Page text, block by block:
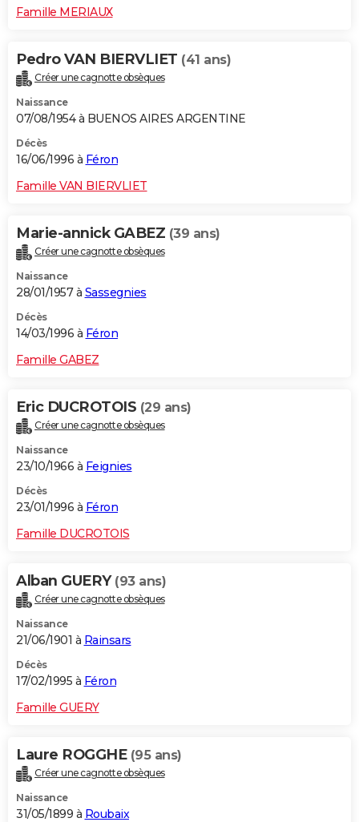
Famille MERIAUX
Pedro VAN BIERVLIET (41 ans)
Créer une cagnotte obsèques
Naissance
07/08/1954 à BUENOS AIRES ARGENTINE
Décès
16/06/1996 à Féron
Famille VAN BIERVLIET
Marie-annick GABEZ (39 ans)
Créer une cagnotte obsèques
Naissance
28/01/1957 à Sassegnies
Décès
14/03/1996 à Féron
Famille GABEZ
Eric DUCROTOIS (29 ans)
Créer une cagnotte obsèques
Naissance
23/10/1966 à Feignies
Décès
23/01/1996 à Féron
Famille DUCROTOIS
Alban GUERY (93 ans)
Créer une cagnotte obsèques
Naissance
21/06/1901 à Rainsars
Décès
17/02/1995 à Féron
Famille GUERY
Laure ROGGHE (95 ans)
Créer une cagnotte obsèques
Naissance
31/05/1899 à Roubaix